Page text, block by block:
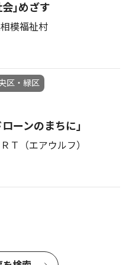
｣めざす
模福祉村
区・緑区
ーンのまちに｣
Ｔ（エアウルフ）